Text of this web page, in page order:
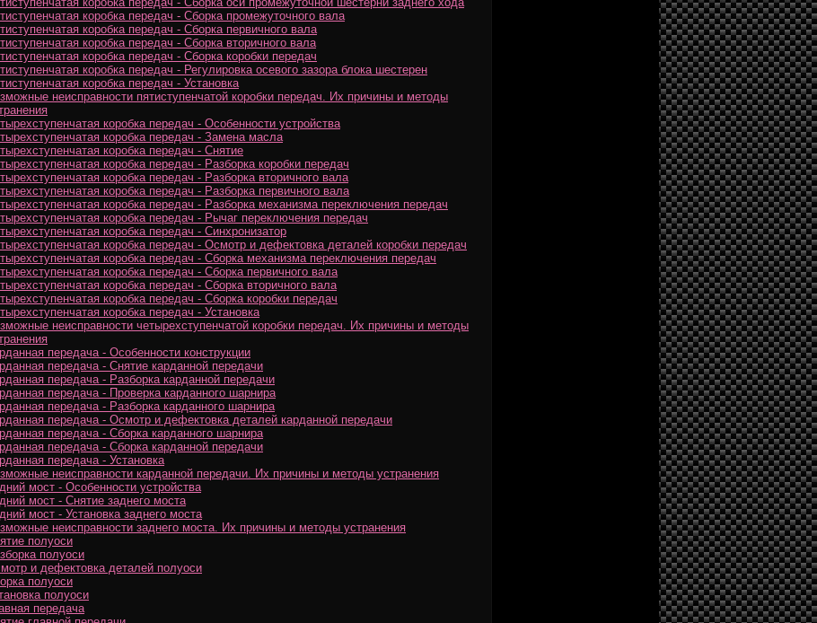
коробка передач - Сборка промежуточного вала
коробка передач - Сборка первичного вала
коробка передач - Сборка вторичного вала
коробка передач - Сборка коробки передач
коробка передач - Регулировка осевого зазора блока шестерен
коробка передач - Установка
неисправности пятиступенчатой коробки передач. Их причины и методы
коробка передач - Особенности устройства
коробка передач - Замена масла
коробка передач - Снятие
коробка передач - Разборка коробки передач
коробка передач - Разборка вторичного вала
коробка передач - Разборка первичного вала
коробка передач - Разборка механизма переключения передач
коробка передач - Рычаг переключения передач
коробка передач - Синхронизатор
коробка передач - Осмотр и дефектовка деталей коробки передач
коробка передач - Сборка механизма переключения передач
коробка передач - Сборка первичного вала
коробка передач - Сборка вторичного вала
коробка передач - Сборка коробки передач
коробка передач - Установка
неисправности четырехступенчатой коробки передач. Их причины и методы
передача - Особенности конструкции
передача - Снятие карданной передачи
передача - Разборка карданной передачи
передача - Проверка карданного шарнира
передача - Разборка карданного шарнира
передача - Осмотр и дефектовка деталей карданной передачи
передача - Сборка карданного шарнира
передача - Сборка карданной передачи
передача - Установка
неисправности карданной передачи. Их причины и методы устранения
мост - Особенности устройства
мост - Снятие заднего моста
мост - Установка заднего моста
неисправности заднего моста. Их причины и методы устранения
полуоси
полуоси
и дефектовка деталей полуоси
полуоси
полуоси
передача